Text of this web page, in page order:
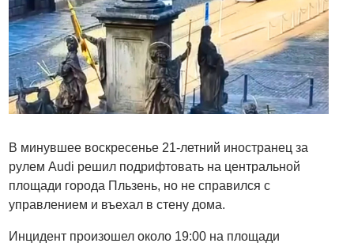
В минувшее воскресенье 21-летний иностранец за
рулем Audi решил подрифтовать на центральной
площади города Пльзень, но не справился с
управлением и въехал в стену дома.
Инцидент произошел около 19:00 на площади